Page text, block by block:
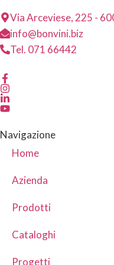
Via Arceviese, 225 -
info@bonvini.biz
Tel. 071 66442
Navigazione
Home
Azienda
Prodotti
Cataloghi
Progetti